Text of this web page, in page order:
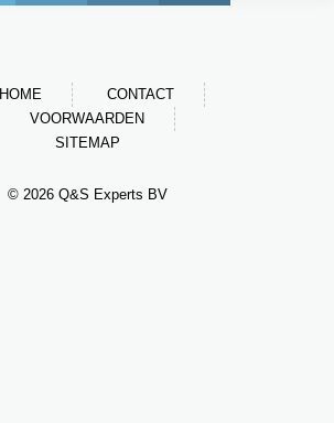
HOME
CONTACT
VOORWAARDEN
SITEMAP
© 2026 Q&S Experts BV